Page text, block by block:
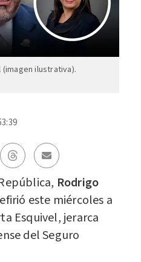
ilustrativa).
Rodrigo
este miércoles a
Esquivel, jerarca
del Seguro